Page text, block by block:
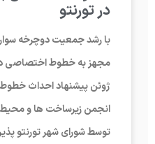
در تورنتو
با رشد جمعیت دوچرخه
ژوئن پیشنهاد احداث